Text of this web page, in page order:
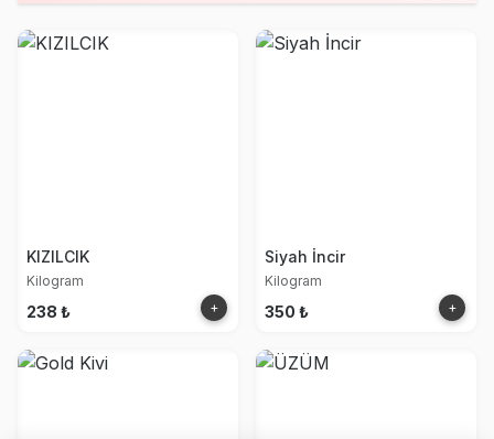
KIZILCIK
Kilogram
238 ₺ +
Siyah İncir
Kilogram
350 ₺ +